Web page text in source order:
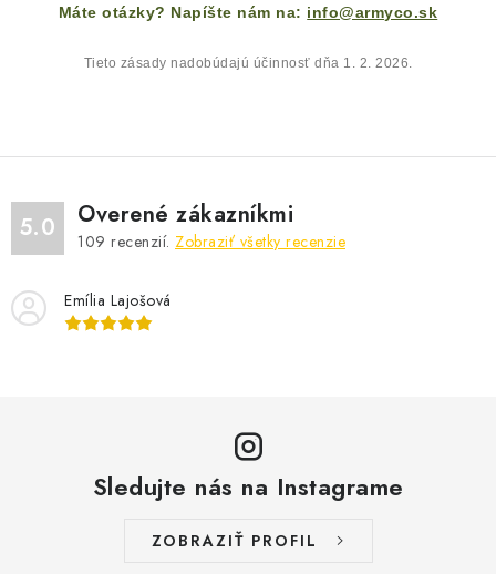
Máte otázky? Napíšte nám na: info@armyco.sk
Tieto zásady nadobúdajú účinnosť dňa 1. 2. 2026.
5.0 Overené zákazníkmi
109 recenzií. Zobraziť všetky recenzie
Emília Lajošová
Sledujte nás na Instagrame
ZOBRAZIŤ PROFIL